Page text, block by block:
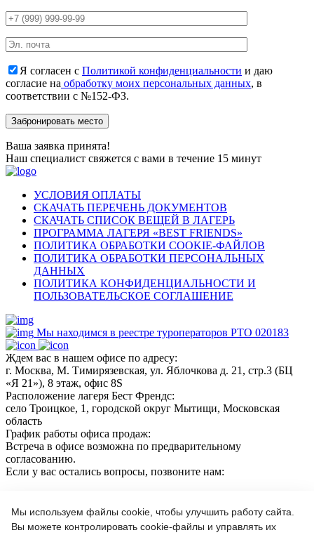
Я согласен с Политикой конфиденциальности и даю
согласие на обработку моих персональных данных, в
соответствии с №152-ФЗ.
Ваша заявка принята!
Наш специалист свяжется с вами в течение 15 минут
УСЛОВИЯ ОПЛАТЫ
СКАЧАТЬ ПЕРЕЧЕНЬ ДОКУМЕНТОВ
СКАЧАТЬ СПИСОК ВЕЩЕЙ В ЛАГЕРЬ
ПРОГРАММА ЛАГЕРЯ «BEST FRIENDS»
ПОЛИТИКА ОБРАБОТКИ COOKIE-ФАЙЛОВ
ПОЛИТИКА ОБРАБОТКИ ПЕРСОНАЛЬНЫХ
ДАННЫХ
ПОЛИТИКА КОНФИДЕНЦИАЛЬНОСТИ И
ПОЛЬЗОВАТЕЛЬСКОЕ СОГЛАШЕНИЕ
Мы находимся в реестре туроператоров РТО 020183
Ждем вас в нашем офисе по адресу:
г. Москва, М. Тимирязевская, ул. Яблочкова д. 21, стр.3 (БЦ
«Я 21»), 8 этаж, офис 8S
Расположение лагеря Бест Френдс:
село Троицкое, 1, городской округ Мытищи, Московская
область
График работы офиса продаж:
Встреча в офисе возможна по предварительному
согласованию.
Если у вас остались вопросы, позвоните нам:
+7 (964) 618 21 17
Мы используем файлы cookie, чтобы улучшить работу сайта.
Вы можете контролировать cookie-файлы и управлять их